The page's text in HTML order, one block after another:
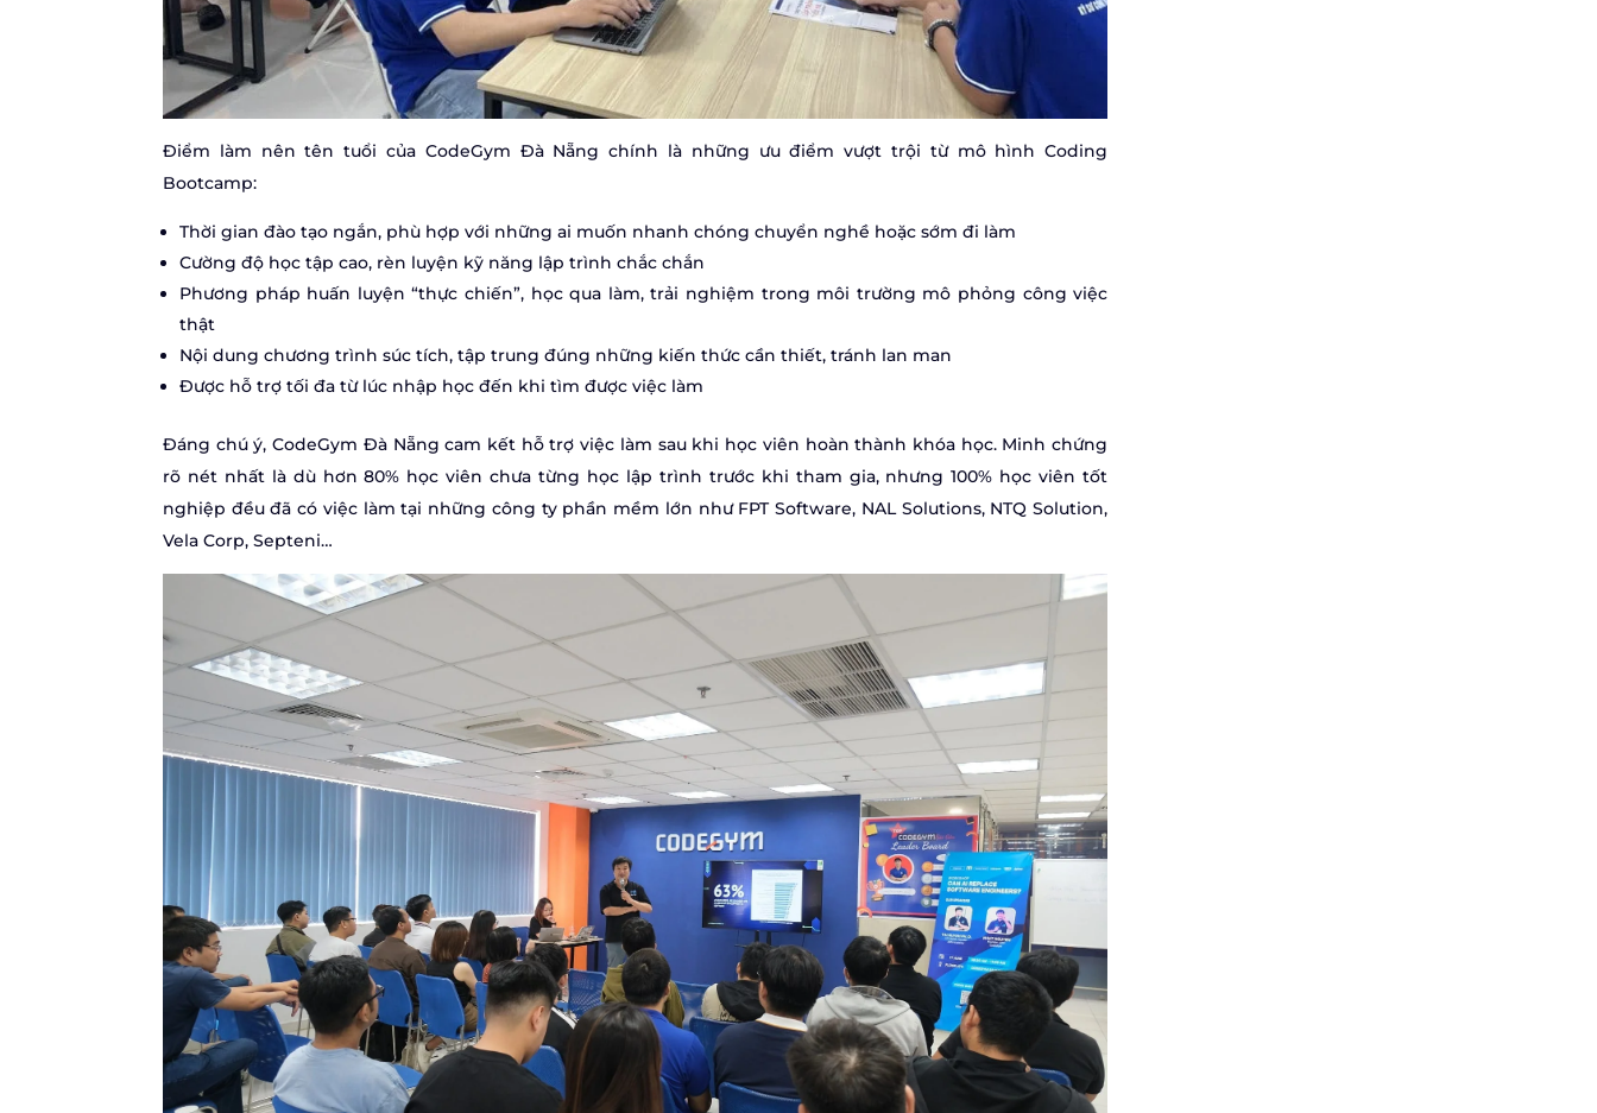
Điểm làm nên tên tuổi của CodeGym Đà Nẵng chính là những ưu điểm vượt trội từ mô hình Coding
Bootcamp:
Thời gian đào tạo ngắn, phù hợp với những ai muốn nhanh chóng chuyển nghề hoặc sớm đi làm
Cường độ học tập cao, rèn luyện kỹ năng lập trình chắc chắn
Phương pháp huấn luyện “thực chiến”, học qua làm, trải nghiệm trong môi trường mô phỏng công việc
thật
Nội dung chương trình súc tích, tập trung đúng những kiến thức cần thiết, tránh lan man
Được hỗ trợ tối đa từ lúc nhập học đến khi tìm được việc làm
Đáng chú ý, CodeGym Đà Nẵng cam kết hỗ trợ việc làm sau khi học viên hoàn thành khóa học. Minh chứng
rõ nét nhất là dù hơn 80% học viên chưa từng học lập trình trước khi tham gia, nhưng 100% học viên tốt
nghiệp đều đã có việc làm tại những công ty phần mềm lớn như FPT Software, NAL Solutions, NTQ Solution,
Vela Corp, Septeni…